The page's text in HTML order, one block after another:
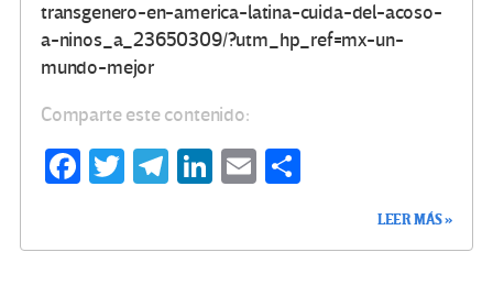
transgenero-en-america-latina-cuida-del-acoso-
a-ninos_a_23650309/?utm_hp_ref=mx-un-
mundo-mejor
Comparte este contenido:
Fa T
Te Li
E
LEER MÁS »